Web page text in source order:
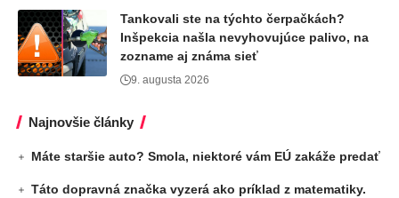
Tankovali ste na týchto čerpačkách?
Inšpekcia našla nevyhovujúce palivo, na
zozname aj známa sieť
9. augusta 2026
Najnovšie články
Máte staršie auto? Smola, niektoré vám EÚ zakáže predať
Táto dopravná značka vyzerá ako príklad z matematiky.